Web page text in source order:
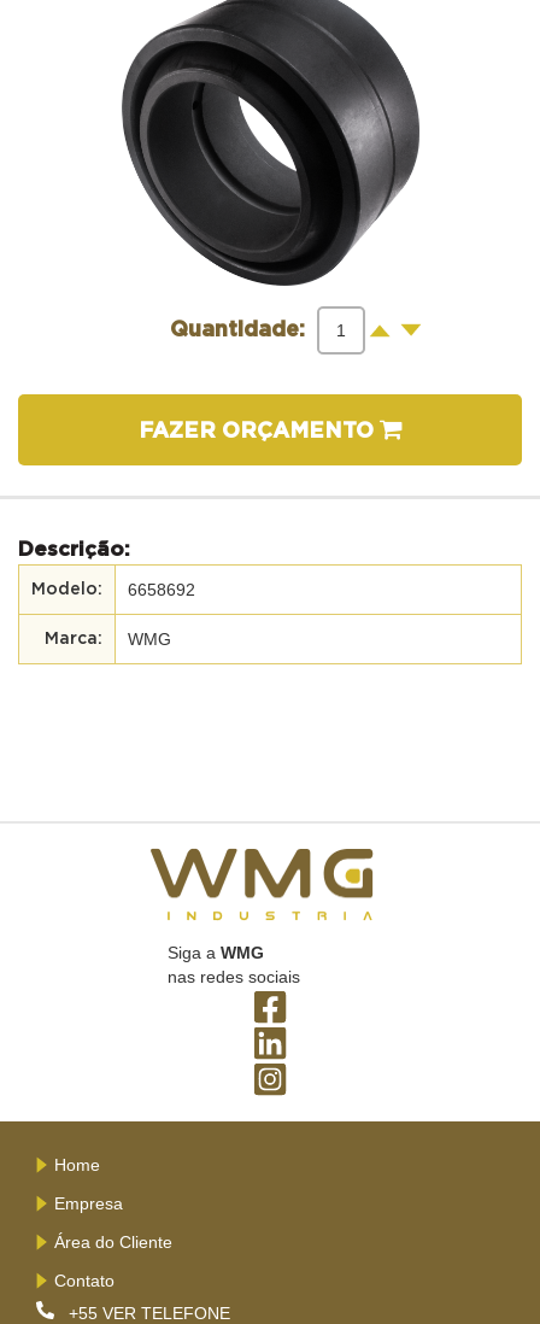
Quantidade: + -
FAZER ORÇAMENTO
Descrição:
6658692
WMG
Siga a WMG
nas redes sociais
Home
Empresa
Área do Cliente
Contato
+55 VER TELEFONE